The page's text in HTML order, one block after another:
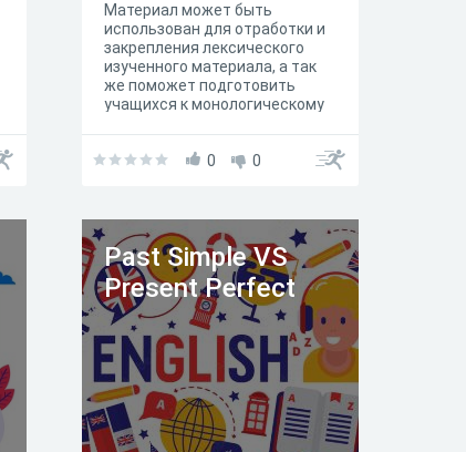
Материал может быть
использован для отработки и
закрепления лексического
изученного материала, а так
же поможет подготовить
учащихся к монологическому
0 0
Past Simple VS
Present Perfect